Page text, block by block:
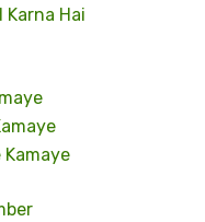
Karna Hai
Kamaye